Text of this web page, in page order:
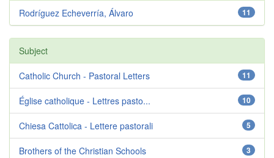
11
Rodríguez Echeverría, Álvaro
Subject
11
Catholic Church - Pastoral Letters
10
Église catholique - Lettres pasto...
5
Chiesa Cattolica - Lettere pastorali
3
Brothers of the Christian Schools